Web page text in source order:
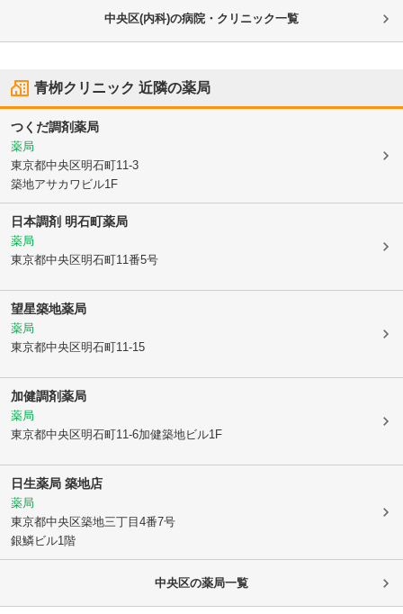
中央区(内科)の病院・クリニック一覧
青栁クリニック 近隣の薬局
つくだ調剤薬局
薬局
東京都中央区明石町11-3
築地アサカワビル1F
日本調剤 明石町薬局
薬局
東京都中央区明石町11番5号
望星築地薬局
薬局
東京都中央区明石町11-15
加健調剤薬局
薬局
東京都中央区明石町11-6加健築地ビル1F
日生薬局 築地店
薬局
東京都中央区築地三丁目4番7号
銀鱗ビル1階
中央区の薬局一覧